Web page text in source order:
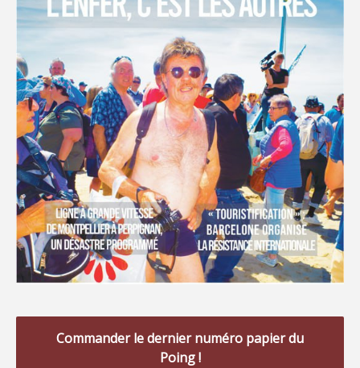
Commander le dernier numéro papier du
Poing !